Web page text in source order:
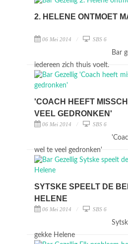
2. HELENE ONTMOET
06 Mei 2014 SBS 6
Bar
iedereen zich thuis voelt.
'COACH HEEFT
VEEL GEDRONKEN'
06 Mei 2014 SBS 6
wel te veel gedronken'
SYTSKE SPEELT DE
HELENE
06 Mei 2014 SBS 6
gekke Helene